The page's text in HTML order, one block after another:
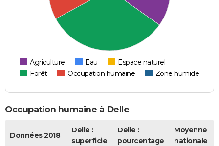
Agriculture Eau
Espace naturel
Forêt
Occupation humaine Zone humide
Occupation humaine à Delle
Données 2018
Delle :
superficie
Delle :
pourcentage
Moyenne
nationale